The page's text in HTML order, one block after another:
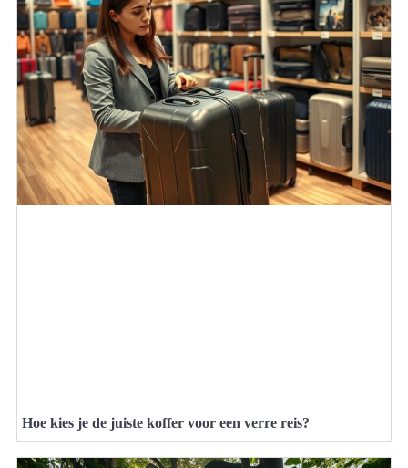
Hoe kies je de juiste koffer voor een verre reis?